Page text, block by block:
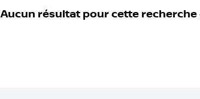
Aucun résultat pour cette recherche